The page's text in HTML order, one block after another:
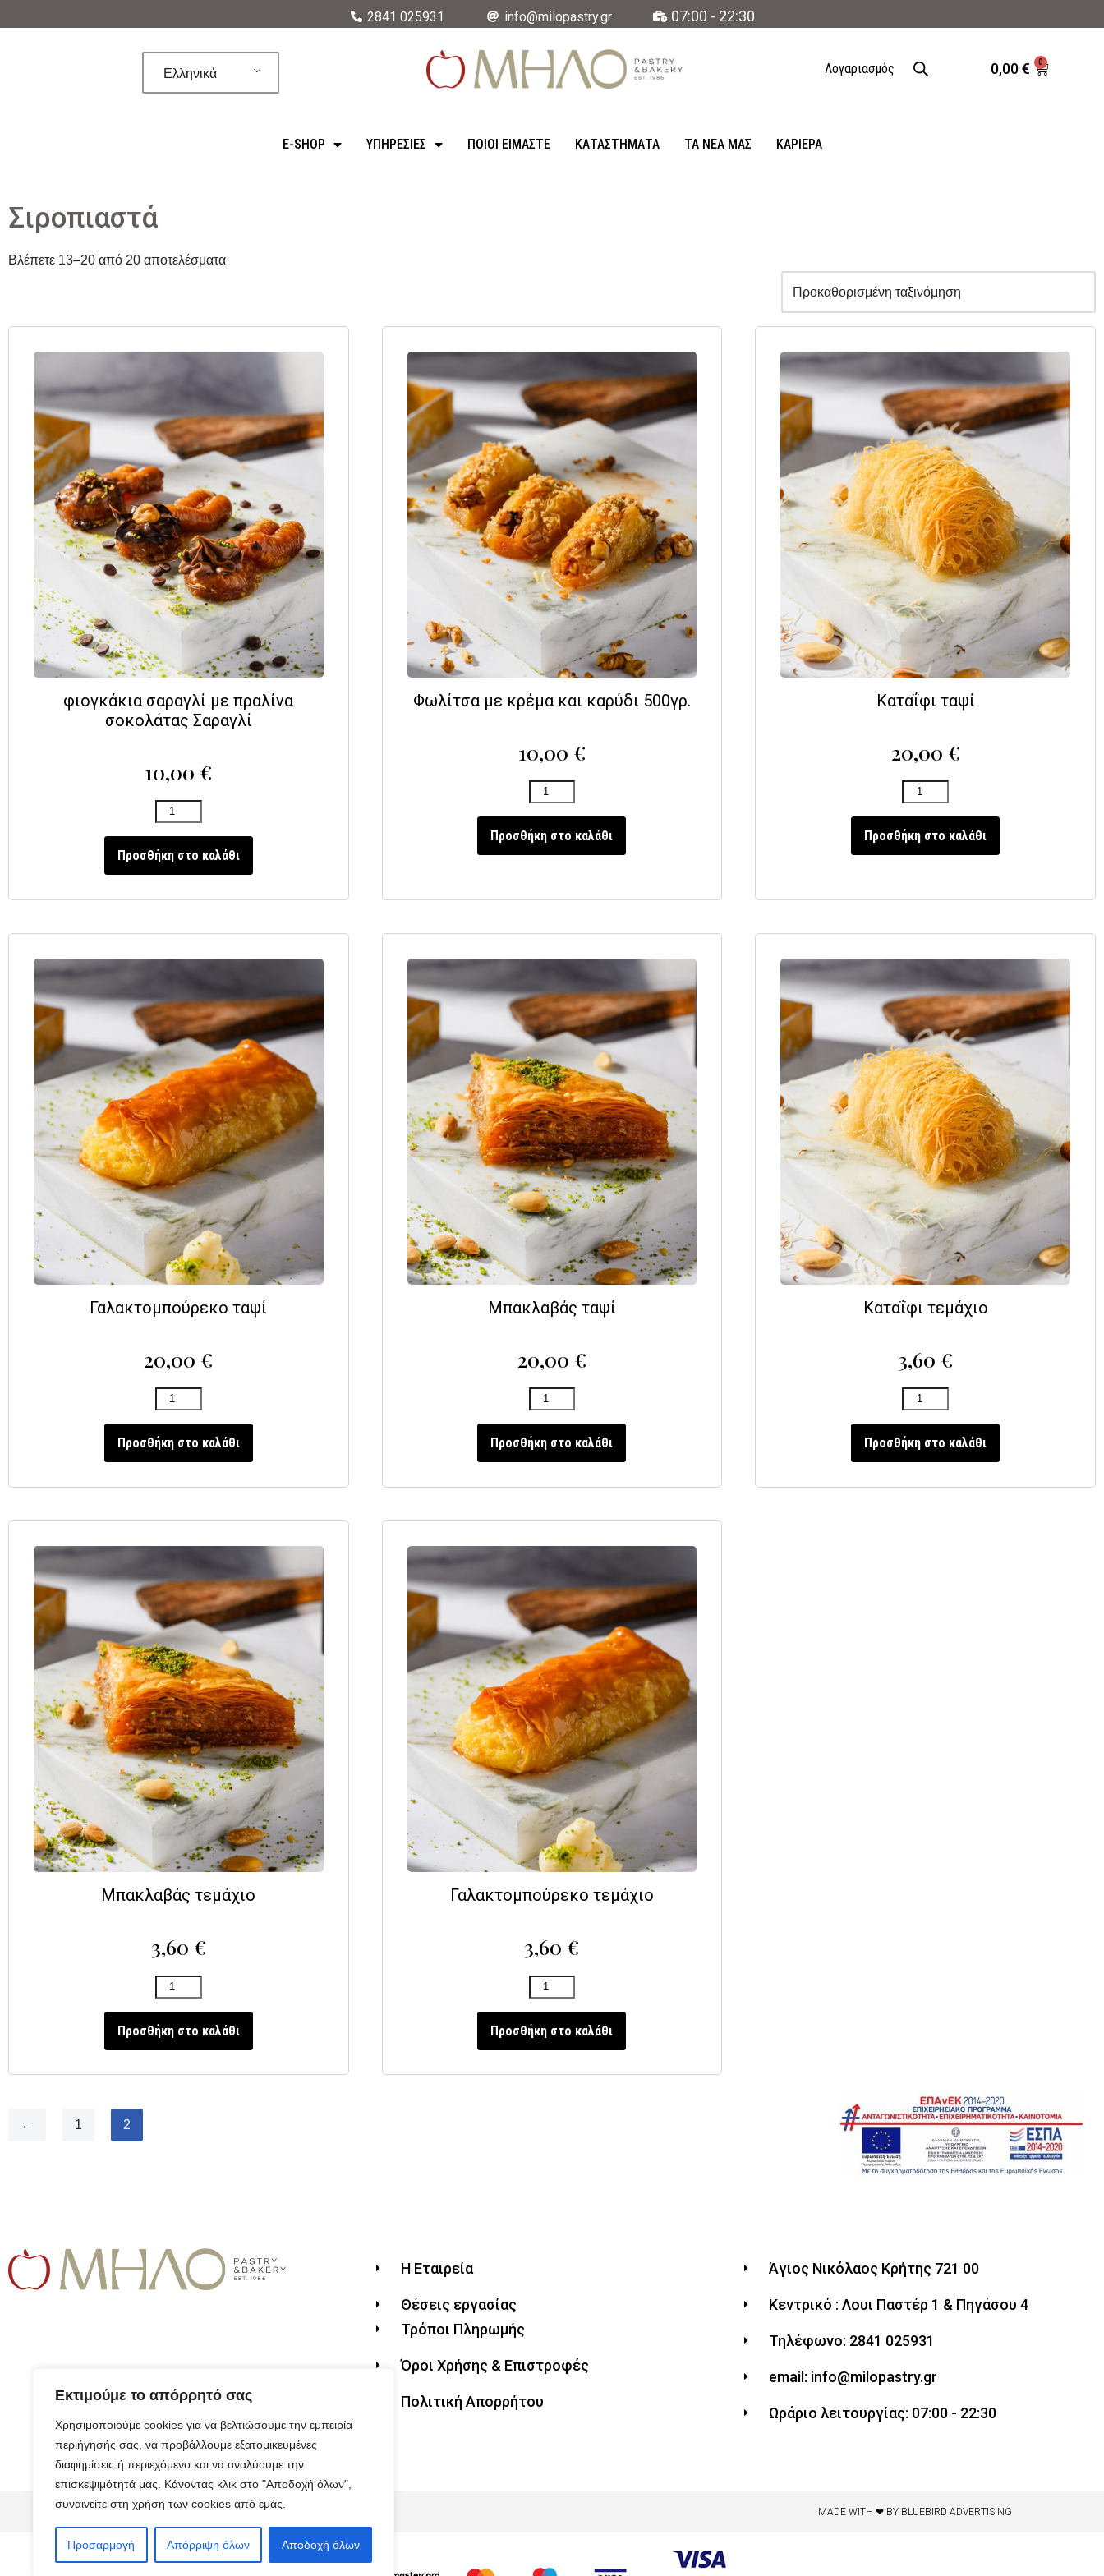
Εκτιμούμε το απόρρητό σας
Χρησιμοποιούμε cookies για να βελτιώσουμε την εμπειρία
περιήγησής σας, να προβάλλουμε εξατομικευμένες
διαφημίσεις ή περιεχόμενο και να αναλύουμε την
επισκεψιμότητά μας. Κάνοντας κλικ στο "Αποδοχή όλων",
συναινείτε στη χρήση των cookies από εμάς.
Προσαρμογή Απόρριψη όλων Αποδοχή όλων
2841 025931 info@milopastry.gr 07:00 - 22:30
Ελληνικά Λογαριασμός 0,00€ 0
E-SHOP ΥΠΗΡΕΣΊΕΣ ΠΟΙΟΙ ΕΙΜΑΣΤΕ ΚΑΤΑΣΤΉΜΑΤΑ ΤΑ ΝΈΑ ΜΑΣ ΚΑΡΙΈΡΑ
Σιροπιαστά
Βλέπετε 13–20 από 20 αποτελέσματα
φιογκάκια σαραγλί με πραλίνα
σοκολάτας Σαραγλί
10,00 €
Προσθήκη στο καλάθι
Φωλίτσα με κρέμα και καρύδι 500γρ.
10,00 €
Προσθήκη στο καλάθι
Καταΐφι ταψί
20,00 €
Προσθήκη στο καλάθι
Γαλακτομπούρεκο ταψί
20,00 €
Προσθήκη στο καλάθι
Μπακλαβάς ταψί
20,00 €
Προσθήκη στο καλάθι
Καταΐφι τεμάχιο
3,60 €
Προσθήκη στο καλάθι
Μπακλαβάς τεμάχιο
3,60 €
Προσθήκη στο καλάθι
Γαλακτομπούρεκο τεμάχιο
3,60 €
Προσθήκη στο καλάθι
← 1 2
Η Εταιρεία
Θέσεις εργασίας
Τρόποι Πληρωμής
Όροι Χρήσης & Επιστροφές
Πολιτική Απορρήτου
Άγιος Νικόλαος Κρήτης 721 00
Κεντρικό : Λουι Παστέρ 1 & Πηγάσου 4
Τηλέφωνο: 2841 025931
email: info@milopastry.gr
Ωράριο λειτουργίας: 07:00 - 22:30
© 2026 ALL RIGHTS RESERVED​ MADE WITH ❤ BY BLUEBIRD ADVERTISING​